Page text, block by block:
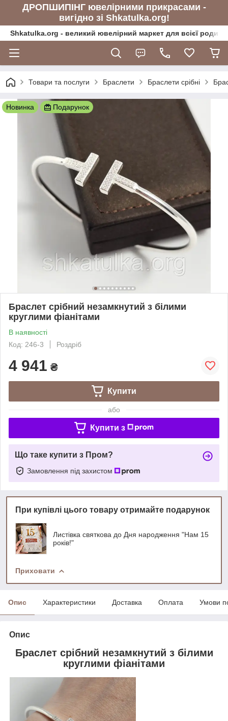
ДРОПШИПІНГ ювелірними прикрасами -
вигідно зі Shkatulka.org!
Shkatulka.org - великий ювелірний маркет для всієї
Товари та послуги Браслети Браслети срібні
Новинка Подарунок
Браслет срібний незамкнутий з білими
круглими фіанітами
В наявності
Код: 246-3
Роздріб
4 941 ₴
Купити
або
Купити з
Що таке купити з Пром?
Замовлення під захистом
При купівлі цього товару отримайте подарунок
Листівка святкова до Дня народження "Нам 15
років!"
Приховати
Опис Характеристики Доставка Оплата Умови
Опис
Браслет срібний незамкнутий з білими
круглими фіанітами